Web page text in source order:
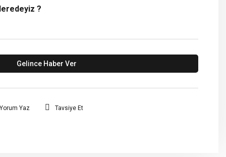
?
Gelince Haber Ver
Yorum Yaz Tavsiye Et